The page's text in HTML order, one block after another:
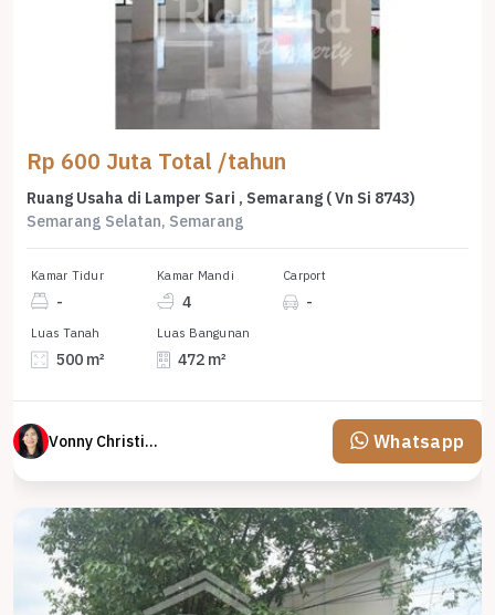
Rp 600 Juta Total /tahun
Ruang Usaha di Lamper Sari , Semarang ( Vn Si 8743)
Semarang Selatan, Semarang
Kamar Tidur
-
Kamar Mandi
4
Carport
-
Luas Tanah
500 m²
Luas Bangunan
472 m²
Vonny Christina Whatsapp